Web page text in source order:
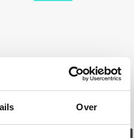
Over
is